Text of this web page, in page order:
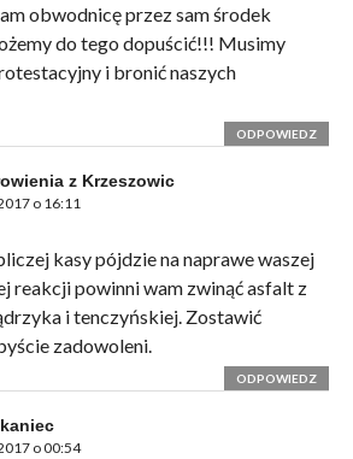
obwodnicę przez sam środek
do tego dopuścić!!! Musimy
i bronić naszych
ODPOWIEDZ
z Krzeszowic
o 16:11
kasy pójdzie na naprawe waszej
reakcji powinni wam zwinąć asfalt z
i tenczyńskiej. Zostawić
zadowoleni.
ODPOWIEDZ
o 00:54